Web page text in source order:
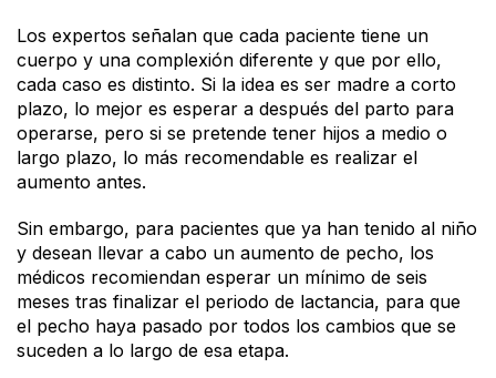
Los expertos señalan que cada paciente tiene un
cuerpo y una complexión diferente y que por ello,
cada caso es distinto. Si la idea es ser madre a corto
plazo, lo mejor es esperar a después del parto para
operarse, pero si se pretende tener hijos a medio o
largo plazo, lo más recomendable es realizar el
aumento antes.
Sin embargo, para pacientes que ya han tenido al niño
y desean llevar a cabo un aumento de pecho, los
médicos recomiendan esperar un mínimo de seis
meses tras finalizar el periodo de lactancia, para que
el pecho haya pasado por todos los cambios que se
suceden a lo largo de esa etapa.